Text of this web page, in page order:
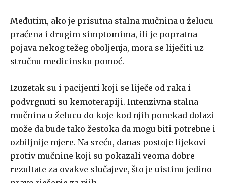
Međutim, ako je prisutna stalna mučnina u želucu
praćena i drugim simptomima, ili je popratna
pojava nekog težeg oboljenja, mora se liječiti uz
stručnu medicinsku pomoć.
Izuzetak su i pacijenti koji se liječe od raka i
podvrgnuti su kemoterapiji. Intenzivna stalna
mučnina u želucu do koje kod njih ponekad dolazi
može da bude tako žestoka da mogu biti potrebne i
ozbiljnije mjere. Na sreću, danas postoje lijekovi
protiv mučnine koji su pokazali veoma dobre
rezultate za ovakve slučajeve, što je uistinu jedino